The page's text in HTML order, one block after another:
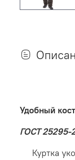
Удобный
ГОСТ 25295-
Куртка